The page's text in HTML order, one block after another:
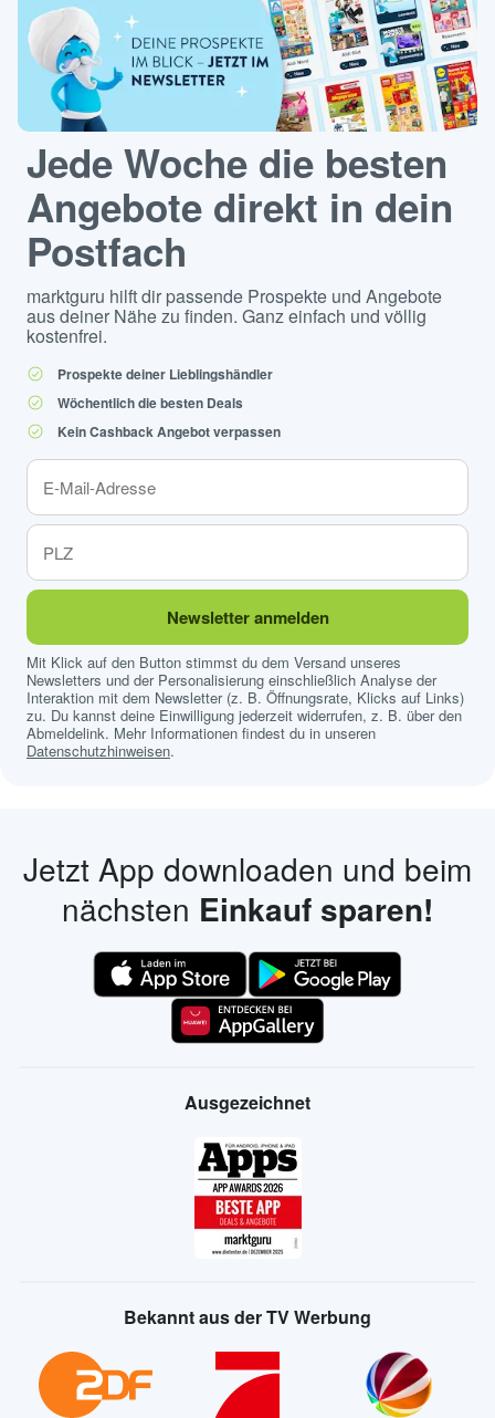
Jede Woche die besten
Angebote direkt in dein
Postfach
marktguru hilft dir passende Prospekte und Angebote
aus deiner Nähe zu finden. Ganz einfach und völlig
kostenfrei.
Prospekte deiner Lieblingshändler
Wöchentlich die besten Deals
Kein Cashback Angebot verpassen
Newsletter anmelden
Mit Klick auf den Button stimmst du dem Versand unseres
Newsletters und der Personalisierung einschließlich Analyse der
Interaktion mit dem Newsletter (z. B. Öffnungsrate, Klicks auf Links)
zu. Du kannst deine Einwilligung jederzeit widerrufen, z. B. über den
Abmeldelink. Mehr Informationen findest du in unseren
Datenschutzhinweisen.
Jetzt App downloaden und beim
nächsten Einkauf sparen!
Ausgezeichnet
Bekannt aus der TV Werbung